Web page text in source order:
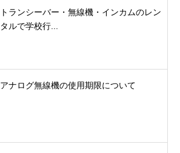
トランシーバー・無線機・インカムのレン
タルで学校行...
アナログ無線機の使用期限について